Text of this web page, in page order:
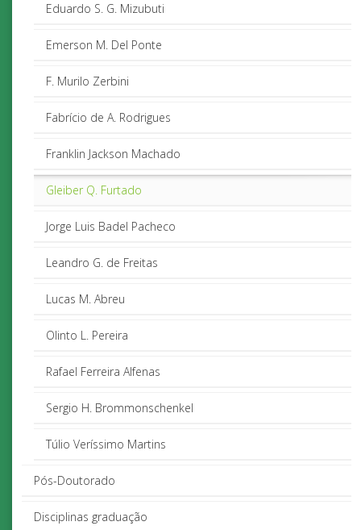
Eduardo S. G. Mizubuti
Emerson M. Del Ponte
F. Murilo Zerbini
Fabrício de A. Rodrigues
Franklin Jackson Machado
Gleiber Q. Furtado
Jorge Luis Badel Pacheco
Leandro G. de Freitas
Lucas M. Abreu
Olinto L. Pereira
Rafael Ferreira Alfenas
Sergio H. Brommonschenkel
Túlio Veríssimo Martins
Pós-Doutorado
Disciplinas graduação